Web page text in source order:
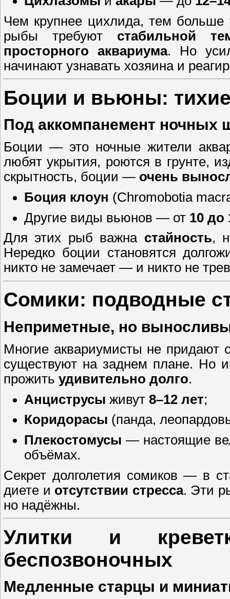
Чем крупнее цихлида, тем больше
рыбы требуют стабильной
просторного аквариума. Но
начинают узнавать хозяина и
Боции и вьюны:
Под аккомпанемент ночных
Боции — это ночные жители
любят укрытия, роются в грунте,
скрытность, боции — очень
Боция клоун (Chromobotia
Другие виды вьюнов — от 10 до
Для этих рыб важна стайность,
Нередко боции становятся
никто не замечает — и никто не
Сомики: подводные
Неприметные, но
Многие аквариумисты не придают
существуют на заднем плане. Но
прожить удивительно долго.
Анциструсы живут 8–12 лет;
Коридорасы (панда,
Плекостомусы — настоящие
объёмах.
Секрет долголетия сомиков — в
диете и отсутствии стресса. Эти
но надёжны.
Улитки и
беспозвоночных
Медленные старцы и